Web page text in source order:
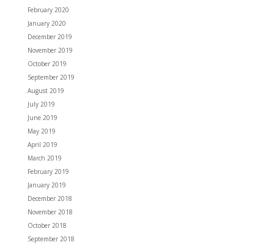
February 2020
January 2020
December 2019
November 2019
October 2019
September 2019
August 2019
July 2019
June 2019
May 2019
April 2019
March 2019
February 2019
January 2019
December 2018
November 2018
October 2018
September 2018